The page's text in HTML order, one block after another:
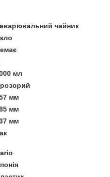
чайник
мл
мм
мм
мм